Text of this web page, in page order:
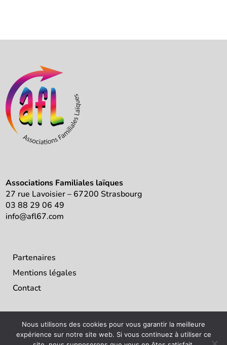
Associations Familiales laïques
27 rue Lavoisier – 67200 Strasbourg
03 88 29 06 49
info@afl67.com
Partenaires
Mentions légales
Contact
Nous utilisons des cookies pour vous garantir la meilleure
expérience sur notre site web. Si vous continuez à utiliser ce